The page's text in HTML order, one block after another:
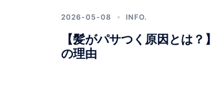
ッ
ド
ス
2026-05-08 INFO.
【髪がパサつく原因とは？
の理由